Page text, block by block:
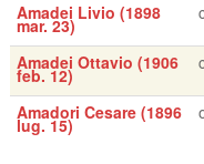
Amadei Livio (1898
mar. 23)
Amadei Ottavio (1906
feb. 12)
Amadori Cesare (1896
lug. 15)